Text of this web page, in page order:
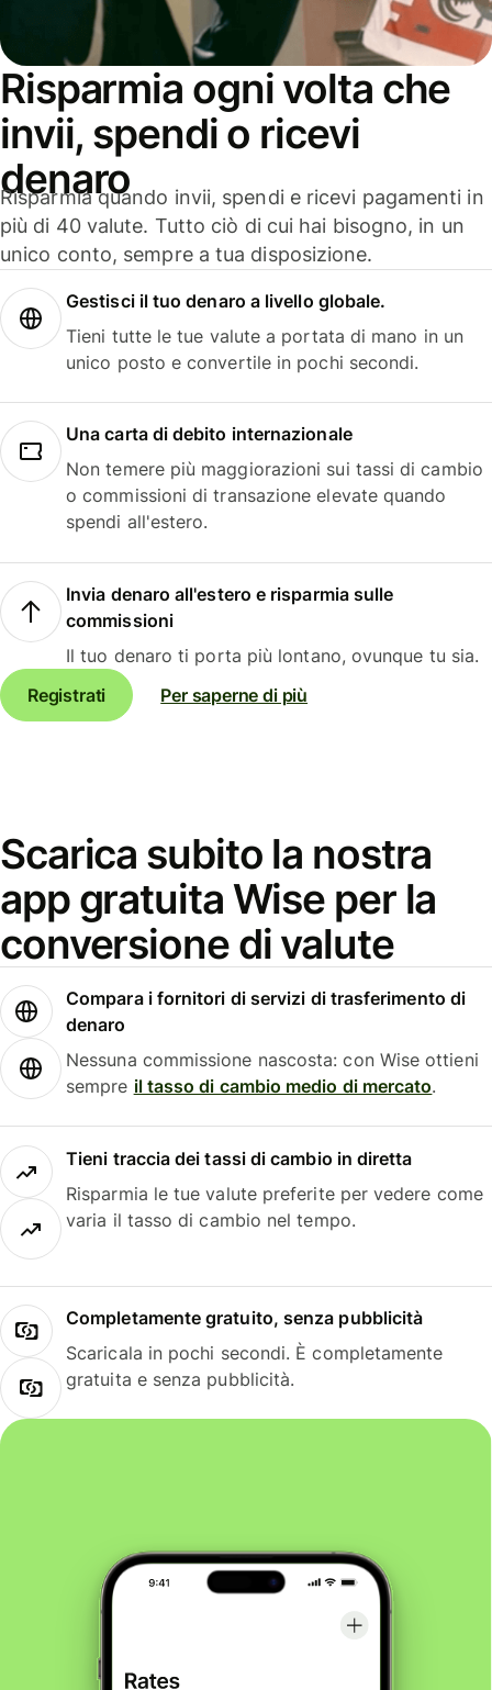
Risparmia ogni volta che
invii, spendi o ricevi
denaro
Risparmia quando invii, spendi e ricevi pagamenti in
più di 40 valute. Tutto ciò di cui hai bisogno, in un
unico conto, sempre a tua disposizione.
Gestisci il tuo denaro a livello globale.
Tieni tutte le tue valute a portata di mano in un
unico posto e convertile in pochi secondi.
Una carta di debito internazionale
Non temere più maggiorazioni sui tassi di cambio
o commissioni di transazione elevate quando
spendi all'estero.
Invia denaro all'estero e risparmia sulle
commissioni
Il tuo denaro ti porta più lontano, ovunque tu sia.
Registrati
Per saperne di più
Scarica subito la nostra
app gratuita Wise per la
conversione di valute
Compara i fornitori di servizi di trasferimento di
denaro
Nessuna commissione nascosta: con Wise ottieni
sempre il tasso di cambio medio di mercato.
Tieni traccia dei tassi di cambio in diretta
Risparmia le tue valute preferite per vedere come
varia il tasso di cambio nel tempo.
Completamente gratuito, senza pubblicità
Scaricala in pochi secondi. È completamente
gratuita e senza pubblicità.